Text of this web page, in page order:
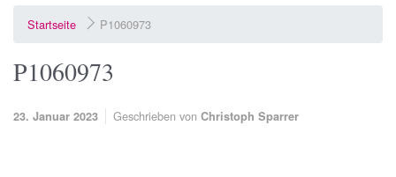
Startseite P1060973
P1060973
23. Januar 2023 Geschrieben von Christoph Sparrer